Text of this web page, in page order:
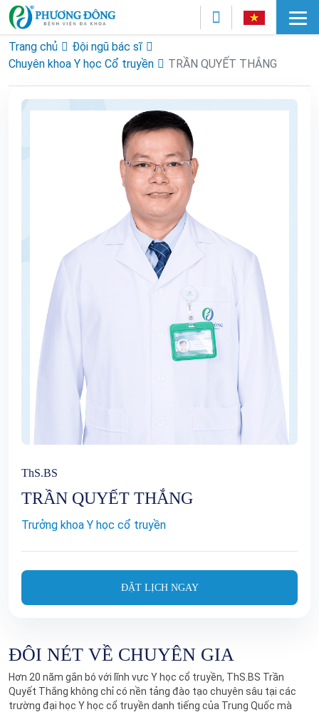
Trang chủ
Đội ngũ bác sĩ
Chuyên khoa Y học Cổ truyền
TRẦN QUYẾT THẮNG
ThS.BS
TRẦN QUYẾT THẮNG
Trưởng khoa Y học cổ truyền
ĐẶT LỊCH NGAY
ĐÔI NÉT VỀ CHUYÊN GIA
Hơn 20 năm gắn bó với lĩnh vực Y học cổ truyền, ThS.BS Trần
Quyết Thắng không chỉ có nền tảng đào tạo chuyên sâu tại các
trường đại học Y học cổ truyền danh tiếng của Trung Quốc mà